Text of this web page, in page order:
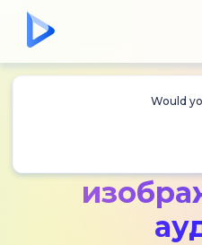
Would